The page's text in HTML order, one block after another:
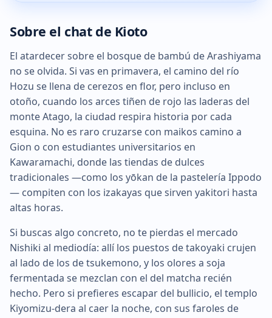
Sobre el chat de Kioto
El atardecer sobre el bosque de bambú de Arashiyama
no se olvida. Si vas en primavera, el camino del río
Hozu se llena de cerezos en flor, pero incluso en
otoño, cuando los arces tiñen de rojo las laderas del
monte Atago, la ciudad respira historia por cada
esquina. No es raro cruzarse con maikos camino a
Gion o con estudiantes universitarios en
Kawaramachi, donde las tiendas de dulces
tradicionales —como los yōkan de la pastelería Ippodo
— compiten con los izakayas que sirven yakitori hasta
altas horas.
Si buscas algo concreto, no te pierdas el mercado
Nishiki al mediodía: allí los puestos de takoyaki crujen
al lado de los de tsukemono, y los olores a soja
fermentada se mezclan con el del matcha recién
hecho. Pero si prefieres escapar del bullicio, el templo
Kiyomizu-dera al caer la noche, con sus faroles de